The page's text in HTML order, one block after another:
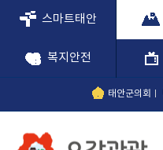
스마트태안
복지안전
태안군의회